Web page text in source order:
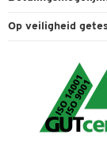
Reiniging &
Verpakken &
Inkt & Toner
Service van A tot Z
Telefoonnummer
Online catalogi
Cookie-instellingen
Duurzaamheid
Downloads &
Expertise
Paypal
Mastercard
iDEAL | Wero
Op veiligheid